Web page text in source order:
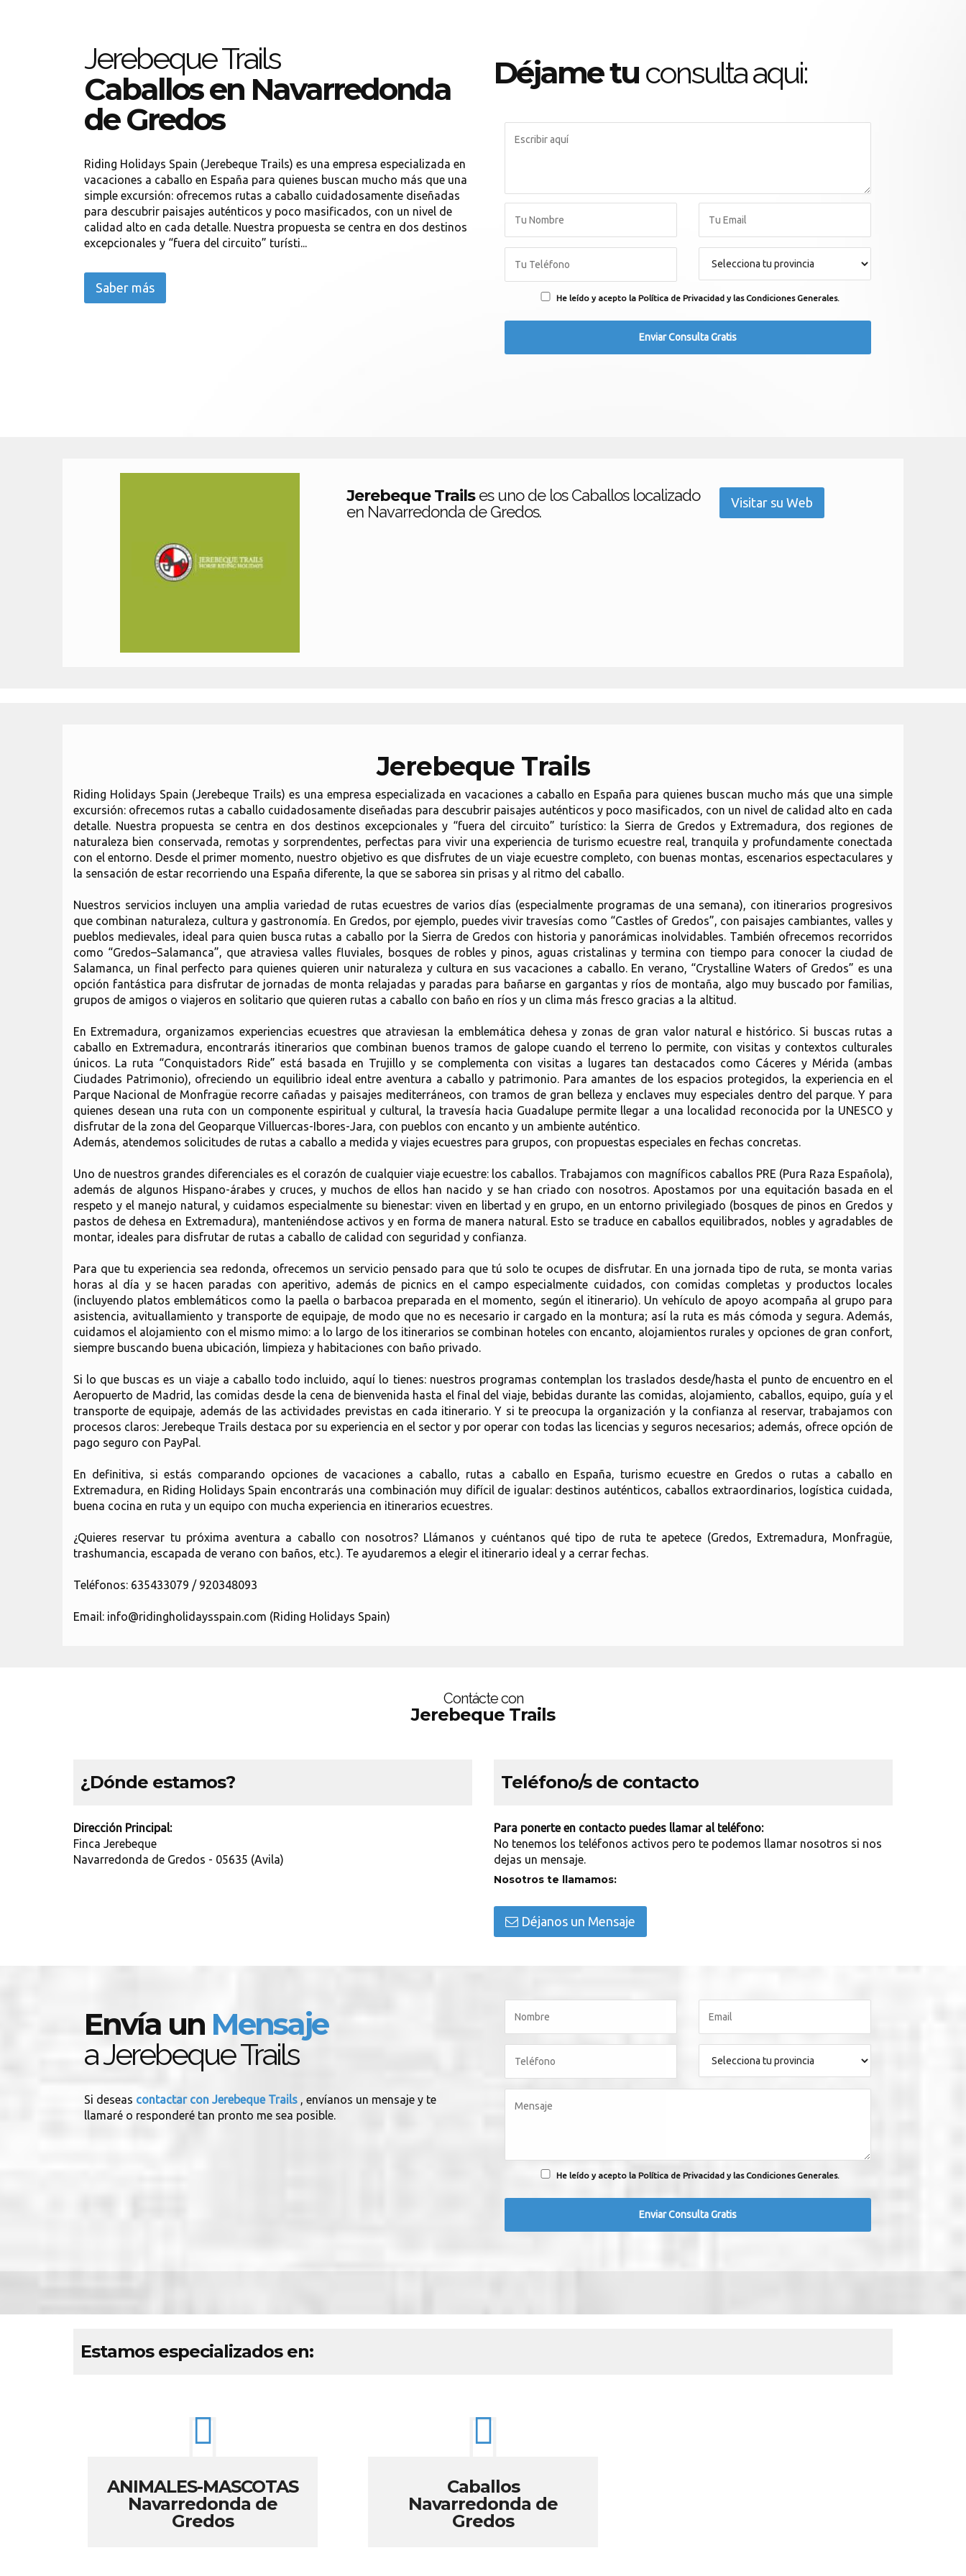
Jerebeque Trails
Caballos en Navarredonda
de Gredos
Riding Holidays Spain (Jerebeque Trails) es una empresa especializada en
vacaciones a caballo en España para quienes buscan mucho más que una
simple excursión: ofrecemos rutas a caballo cuidadosamente diseñadas
para descubrir paisajes auténticos y poco masificados, con un nivel de
calidad alto en cada detalle. Nuestra propuesta se centra en dos destinos
excepcionales y “fuera del circuito” turísti...
Saber más
Déjame tu consulta aqui:
He leído y acepto la Política de Privacidad y las Condiciones Generales.
Jerebeque Trailses uno de los Caballos localizado
en Navarredonda de Gredos.
Visitar su Web
Jerebeque Trails
Riding Holidays Spain (Jerebeque Trails) es una empresa especializada en vacaciones a caballo en España para quienes buscan mucho más que una simple
excursión: ofrecemos rutas a caballo cuidadosamente diseñadas para descubrir paisajes auténticos y poco masificados, con un nivel de calidad alto en cada
detalle. Nuestra propuesta se centra en dos destinos excepcionales y “fuera del circuito” turístico: la Sierra de Gredos y Extremadura, dos regiones de
naturaleza bien conservada, remotas y sorprendentes, perfectas para vivir una experiencia de turismo ecuestre real, tranquila y profundamente conectada
con el entorno. Desde el primer momento, nuestro objetivo es que disfrutes de un viaje ecuestre completo, con buenas montas, escenarios espectaculares y
la sensación de estar recorriendo una España diferente, la que se saborea sin prisas y al ritmo del caballo.
Nuestros servicios incluyen una amplia variedad de rutas ecuestres de varios días (especialmente programas de una semana), con itinerarios progresivos
que combinan naturaleza, cultura y gastronomía. En Gredos, por ejemplo, puedes vivir travesías como “Castles of Gredos”, con paisajes cambiantes, valles y
pueblos medievales, ideal para quien busca rutas a caballo por la Sierra de Gredos con historia y panorámicas inolvidables. También ofrecemos recorridos
como “Gredos–Salamanca”, que atraviesa valles fluviales, bosques de robles y pinos, aguas cristalinas y termina con tiempo para conocer la ciudad de
Salamanca, un final perfecto para quienes quieren unir naturaleza y cultura en sus vacaciones a caballo. En verano, “Crystalline Waters of Gredos” es una
opción fantástica para disfrutar de jornadas de monta relajadas y paradas para bañarse en gargantas y ríos de montaña, algo muy buscado por familias,
grupos de amigos o viajeros en solitario que quieren rutas a caballo con baño en ríos y un clima más fresco gracias a la altitud.
En Extremadura, organizamos experiencias ecuestres que atraviesan la emblemática dehesa y zonas de gran valor natural e histórico. Si buscas rutas a
caballo en Extremadura, encontrarás itinerarios que combinan buenos tramos de galope cuando el terreno lo permite, con visitas y contextos culturales
únicos. La ruta “Conquistadors Ride” está basada en Trujillo y se complementa con visitas a lugares tan destacados como Cáceres y Mérida (ambas
Ciudades Patrimonio), ofreciendo un equilibrio ideal entre aventura a caballo y patrimonio. Para amantes de los espacios protegidos, la experiencia en el
Parque Nacional de Monfragüe recorre cañadas y paisajes mediterráneos, con tramos de gran belleza y enclaves muy especiales dentro del parque. Y para
quienes desean una ruta con un componente espiritual y cultural, la travesía hacia Guadalupe permite llegar a una localidad reconocida por la UNESCO y
disfrutar de la zona del Geoparque Villuercas-Ibores-Jara, con pueblos con encanto y un ambiente auténtico.
Además, atendemos solicitudes de rutas a caballo a medida y viajes ecuestres para grupos, con propuestas especiales en fechas concretas.
Uno de nuestros grandes diferenciales es el corazón de cualquier viaje ecuestre: los caballos. Trabajamos con magníficos caballos PRE (Pura Raza Española),
además de algunos Hispano-árabes y cruces, y muchos de ellos han nacido y se han criado con nosotros. Apostamos por una equitación basada en el
respeto y el manejo natural, y cuidamos especialmente su bienestar: viven en libertad y en grupo, en un entorno privilegiado (bosques de pinos en Gredos y
pastos de dehesa en Extremadura), manteniéndose activos y en forma de manera natural. Esto se traduce en caballos equilibrados, nobles y agradables de
montar, ideales para disfrutar de rutas a caballo de calidad con seguridad y confianza.
Para que tu experiencia sea redonda, ofrecemos un servicio pensado para que tú solo te ocupes de disfrutar. En una jornada tipo de ruta, se monta varias
horas al día y se hacen paradas con aperitivo, además de picnics en el campo especialmente cuidados, con comidas completas y productos locales
(incluyendo platos emblemáticos como la paella o barbacoa preparada en el momento, según el itinerario). Un vehículo de apoyo acompaña al grupo para
asistencia, avituallamiento y transporte de equipaje, de modo que no es necesario ir cargado en la montura; así la ruta es más cómoda y segura. Además,
cuidamos el alojamiento con el mismo mimo: a lo largo de los itinerarios se combinan hoteles con encanto, alojamientos rurales y opciones de gran confort,
siempre buscando buena ubicación, limpieza y habitaciones con baño privado.
Si lo que buscas es un viaje a caballo todo incluido, aquí lo tienes: nuestros programas contemplan los traslados desde/hasta el punto de encuentro en el
Aeropuerto de Madrid, las comidas desde la cena de bienvenida hasta el final del viaje, bebidas durante las comidas, alojamiento, caballos, equipo, guía y el
transporte de equipaje, además de las actividades previstas en cada itinerario. Y si te preocupa la organización y la confianza al reservar, trabajamos con
procesos claros: Jerebeque Trails destaca por su experiencia en el sector y por operar con todas las licencias y seguros necesarios; además, ofrece opción de
pago seguro con PayPal.
En definitiva, si estás comparando opciones de vacaciones a caballo, rutas a caballo en España, turismo ecuestre en Gredos o rutas a caballo en
Extremadura, en Riding Holidays Spain encontrarás una combinación muy difícil de igualar: destinos auténticos, caballos extraordinarios, logística cuidada,
buena cocina en ruta y un equipo con mucha experiencia en itinerarios ecuestres.
¿Quieres reservar tu próxima aventura a caballo con nosotros? Llámanos y cuéntanos qué tipo de ruta te apetece (Gredos, Extremadura, Monfragüe,
trashumancia, escapada de verano con baños, etc.). Te ayudaremos a elegir el itinerario ideal y a cerrar fechas.
Teléfonos: 635433079 / 920348093
Email: info@ridingholidaysspain.com (Riding Holidays Spain)
Contácte con
Jerebeque Trails
¿Dónde estamos?
Dirección Principal:
Finca Jerebeque
Navarredonda de Gredos - 05635 (Avila)
Teléfono/s de contacto
Para ponerte en contacto puedes llamar al teléfono:
No tenemos los teléfonos activos pero te podemos llamar nosotros si nos
dejas un mensaje.
Nosotros te llamamos:
Déjanos un Mensaje
Envía un Mensaje
a Jerebeque Trails
Si deseas contactar con Jerebeque Trails , envíanos un mensaje y te
llamaré o responderé tan pronto me sea posible.
He leído y acepto la Política de Privacidad y las Condiciones Generales.
Estamos especializados en:
ANIMALES-MASCOTAS
Navarredonda de
Gredos
Caballos
Navarredonda de
Gredos